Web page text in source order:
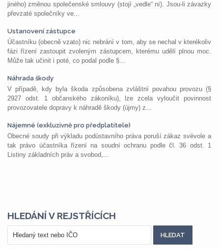
jiného) změnou společenské smlouvy (stojí „vedle“ ní). Jsou-li závazky
převzaté společníky ve...
Ustanovení zástupce
Účastníku (obecně vzato) nic nebrání v tom, aby se nechal v kterékoliv
fázi řízení zastoupit zvoleným zástupcem, kterému udělí plnou moc.
Může tak učinit i poté, co podal podle §...
Náhrada škody
V případě, kdy byla škoda způsobena zvláštní povahou provozu (§
2927 odst. 1 občanského zákoníku), lze zcela vyloučit povinnost
provozovatele dopravy k náhradě škody (újmy) z...
Nájemné (exkluzivně pro předplatitele)
Obecné soudy při výkladu podústavního práva poruší zákaz svévole a
tak právo účastníka řízení na soudní ochranu podle čl. 36 odst. 1
Listiny základních práv a svobod,...
HLEDÁNÍ V REJSTŘÍCÍCH